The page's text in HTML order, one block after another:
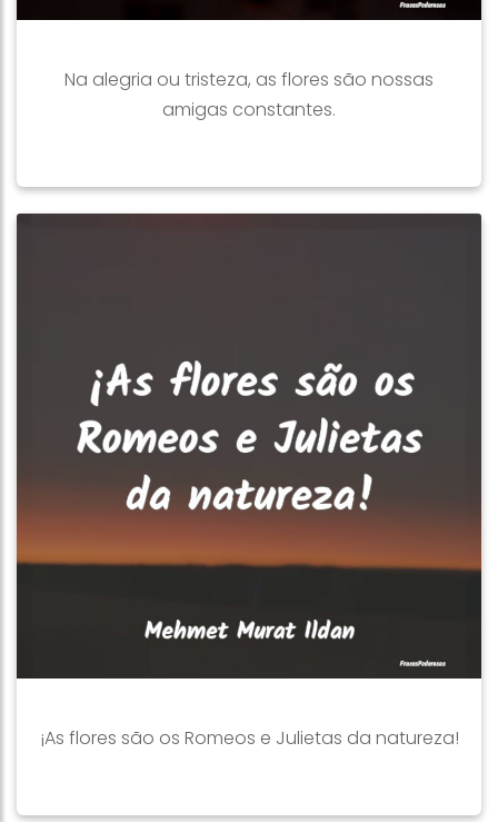
Na alegria ou tristeza, as flores são nossas
amigas constantes.
¡As flores são os Romeos e Julietas da natureza!